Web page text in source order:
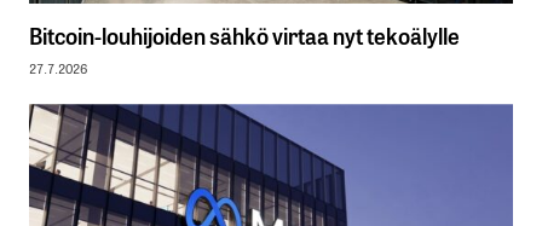
Bitcoin-louhijoiden sähkö virtaa nyt tekoälylle
27.7.2026